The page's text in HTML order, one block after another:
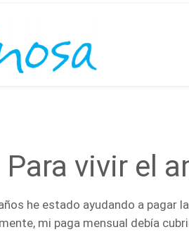
Para vivir el
he estado ayudando a
mi paga mensual debía